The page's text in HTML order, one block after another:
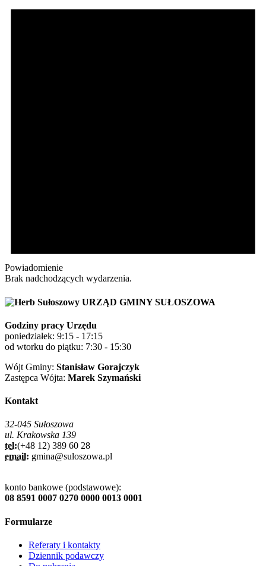
Powiadomienie
Brak nadchodzących wydarzenia.
URZĄD GMINY SUŁOSZOWA
Godziny pracy Urzędu
poniedziałek: 9:15 - 17:15
od wtorku do piątku: 7:30 - 15:30
Wójt Gminy: Stanisław Gorajczyk
Zastępca Wójta: Marek Szymański
Kontakt
32-045 Sułoszowa
ul. Krakowska 139
tel:(+48 12) 389 60 28
email: gmina@suloszowa.pl
konto bankowe (podstawowe):
08 8591 0007 0270 0000 0013 0001
Formularze
Referaty i kontakty
Dziennik podawczy